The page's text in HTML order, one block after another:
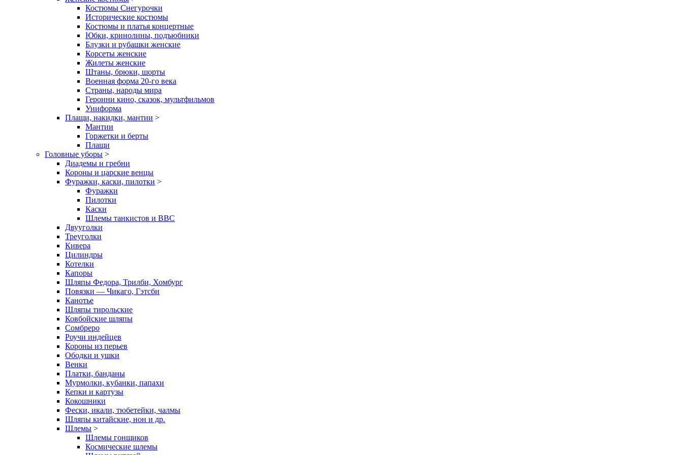
Костюмы Снегурочки
Исторические костюмы
Костюмы и платья концертные
Юбки, кринолины, подъюбники
Блузки и рубашки женские
Корсеты женские
Жилеты женские
Штаны, брюки, шорты
Военная форма 20-го века
Страны, народы мира
Героини кино, сказок, мультфильмов
Униформа
Плащи, накидки, мантии >
Мантии
Горжетки и берты
Плащи
Головные уборы >
Диадемы и гребни
Короны и царские венцы
Фуражки, каски, пилотки >
Фуражки
Пилотки
Каски
Шлемы танкистов и ВВС
Двууголки
Треуголки
Кивера
Цилиндры
Котелки
Капоры
Шляпы Федора, Трилби, Хомбург
Повязки — Чикаго, Гэтсби
Канотье
Шляпы тирольские
Ковбойские шляпы
Сомбреро
Роучи индейцев
Короны из перьев
Ободки и ушки
Венки
Платки, банданы
Мурмолки, кубанки, папахи
Кепки и картузы
Кокошники
Фески, икали, тюбетейки, чалмы
Шляпы китайские, нон и др.
Шлемы >
Шлемы гонщиков
Космические шлемы